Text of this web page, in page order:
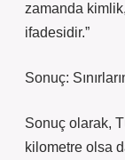
zamanda
ifadesidir.”
Sonuç:
Sonuç olarak,
kilometre olsa